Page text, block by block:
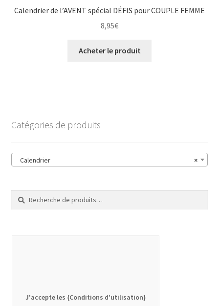
Calendrier de l’AVENT spécial DÉFIS pour COUPLE FEMME
8,95€
Acheter le produit
Catégories de produits
×
Calendrier
Recherche
pour :
Recherche
J'accepte les {Conditions d'utilisation}